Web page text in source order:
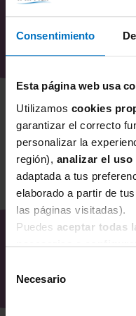
Consentimiento
Esta página web usa
Utilizamos cookies
garantizar el correcto
personalizar la
región), analizar el uso
adaptada a tus
elaborado a partir de
las páginas visitadas).
Puedes aceptar todas
Necesario
Todavía no hay
TAMBIÉN
INTERESAR